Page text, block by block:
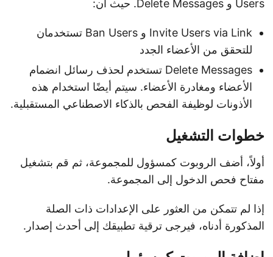
Users و Delete Messages. حيث أن:
Invite Users via Link و Ban Users تستخدمان
للتحقق من الأعضاء الجدد
Delete Messages تستخدم لحذف رسائل انضمام
الأعضاء ومغادرة الأعضاء. سيتم أيضًا استخدام هذه
الأذونات لوظيفة الفحص بالذكاء الاصطناعي المستقبلية.
خطوات التشغيل
أولاً، أضف الروبوت كمسؤول للمجموعة، ثم قم بتشغيل
مفتاح فحص الدخول إلى المجموعة.
إذا لم تتمكن من العثور على الإعدادات ذات الصلة
المذكورة أدناه، فيرجى ترقية تطبيقك إلى أحدث إصدار.